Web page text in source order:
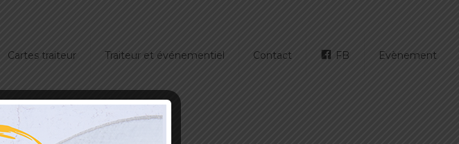
Cartes traiteur Traiteur et événementiel Contact FB Evènement